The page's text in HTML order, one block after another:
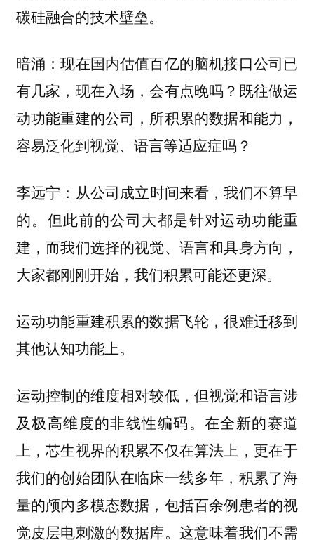
碳硅融合的技术壁垒。
暗涌：现在国内估值百亿的脑机接口公司已
有几家，现在入场，会有点晚吗？既往做运
动功能重建的公司，所积累的数据和能力，
容易泛化到视觉、语言等适应症吗？
李远宁： 从公司成立时间来看，我们不算早
的。但此前的公司大都是针对运动功能重
建，而我们选择的视觉、语言和具身方向，
大家都刚刚开始，我们积累可能还更深。
运动功能重建积累的数据飞轮，很难迁移到
其他认知功能上。
运动控制的维度相对较低，但视觉和语言涉
及极高维度的非线性编码。在全新的赛道
上，芯生视界的积累不仅在算法上，更在于
我们的创始团队在临床一线多年，积累了海
量的颅内多模态数据，包括百余例患者的视
觉皮层电刺激的数据库。这意味着我们不需